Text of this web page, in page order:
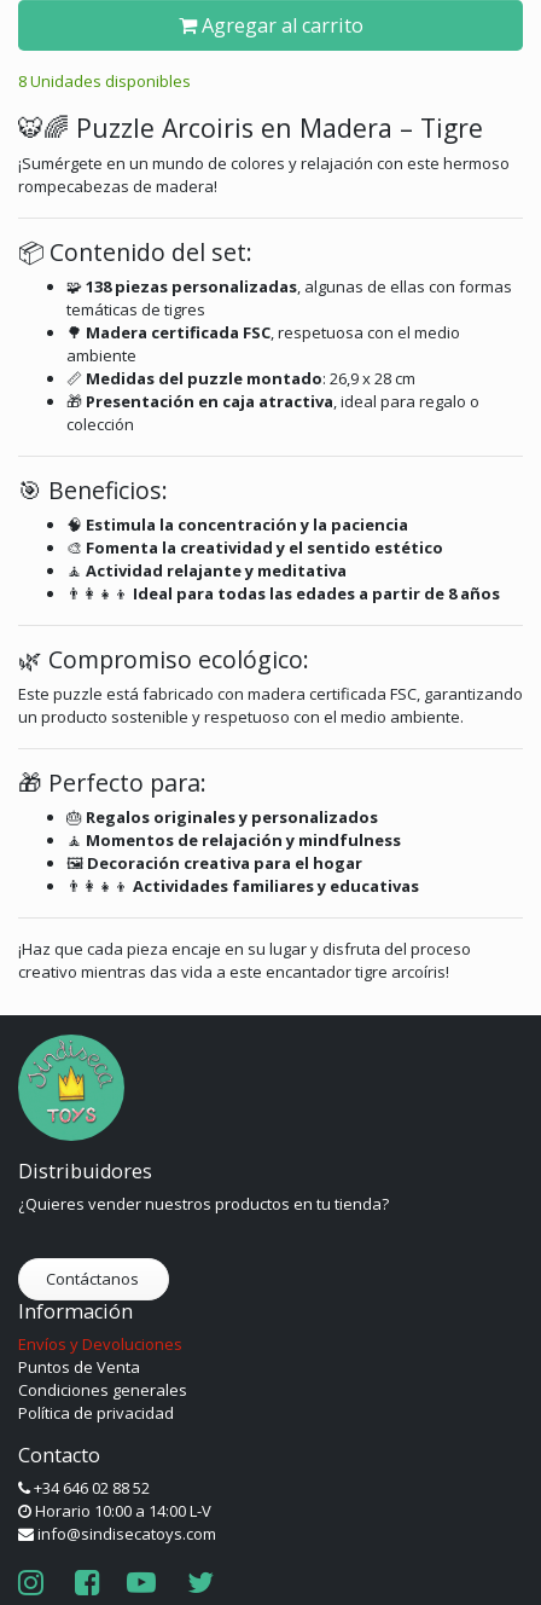
Agregar al carrito
8 Unidades disponibles
🐯🌈 Puzzle Arcoiris en Madera – Tigre
¡Sumérgete en un mundo de colores y relajación con este hermoso
rompecabezas de madera!
📦 Contenido del set:
🧩138 piezas personalizadas, algunas de ellas con formas
temáticas de tigres
🌳 Madera certificada FSC, respetuosa con el medio
ambiente
📏 Medidas del puzzle montado: 26,9 x 28 cm
🎁 Presentación en caja atractiva, ideal para regalo o
colección​
🎯 Beneficios:
🧠 Estimula la concentración y la paciencia
🎨 Fomenta la creatividad y el sentido estético
🧘 Actividad relajante y meditativa
👨‍👩‍👧‍👦 Ideal para todas las edades a partir de 8 años
🌿 Compromiso ecológico:
Este puzzle está fabricado con madera certificada FSC, garantizando
un producto sostenible y respetuoso con el medio ambiente.
🎁 Perfecto para:
🎂 Regalos originales y personalizados
🧘 Momentos de relajación y mindfulness
🖼️ Decoración creativa para el hogar
👨‍👩‍👧‍👦 Actividades familiares y educativas
¡Haz que cada pieza encaje en su lugar y disfruta del proceso
creativo mientras das vida a este encantador tigre arcoíris!
Distribuidores
¿Quieres vender nuestros productos en tu tienda?
Contáctanos
Información
Envíos y Devoluciones
Puntos de Venta
Condiciones generales
Política de privacidad
Contacto
+34 646 02 88 52
Horario 10:00 a 14:00 L-V
info@sindisecatoys.com